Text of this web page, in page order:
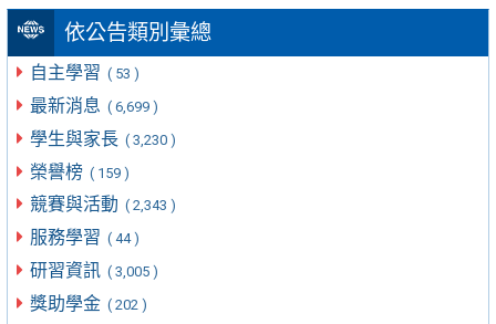
依公告類別彙總
自主學習 ( 53 )
最新消息 ( 6,699 )
學生與家長 ( 3,230 )
榮譽榜 ( 159 )
競賽與活動 ( 2,343 )
服務學習 ( 44 )
研習資訊 ( 3,005 )
獎助學金 ( 202 )